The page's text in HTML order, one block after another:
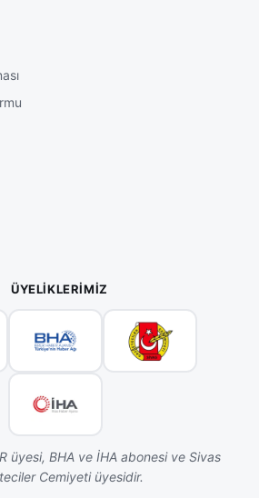
ÜYELIKLERIMIZ
üyesi, BHA ve İHA abonesi ve Sivas
Cemiyeti üyesidir.